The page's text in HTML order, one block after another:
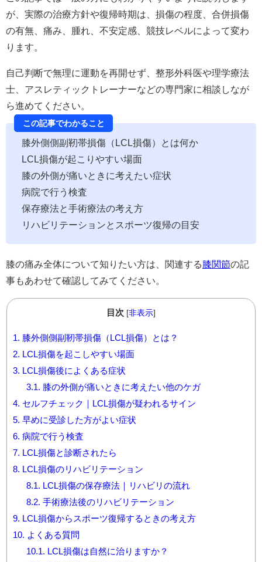
が、実際の治療方針や復帰時期は、損傷の程度、合併損傷
の有無、痛み、腫れ、不安定感、競技レベルによって変わ
ります。
自己判断で無理に運動を再開せず、整形外科医や理学療法
士、アスレティックトレーナーなどの専門家に相談しなが
ら進めてください。
この記事でわかること
膝外側側副靭帯損傷（LCL損傷）とは何か
LCL損傷が起こりやすい場面
膝の外側が痛いときに考えたい症状
病院で行う検査
保存療法と手術療法の考え方
リハビリテーションとスポーツ復帰の目安
膝の痛み全体について知りたい方は、関連する 膝関節の記
事もあわせて確認してみてください。
目次 [非表示]
1.
膝外側側副靭帯損傷（LCL損傷）とは？
2.
LCL損傷を起こしやすい場面
3.
LCL損傷後によくある症状
3.1.
膝の外側が痛いときに考えたい他のケガ
4. セルフチェック｜LCL損傷が疑われるサイン
5. 早めに受診した方がよい症状
6. 病院で行う検査
7.
LCL損傷と診断されたら
8.
LCL損傷のリハビリテーション
8.1.
LCL損傷の保存療法｜リハビリの流れ
8.2. 手術療法後のリハビリテーション
9.
LCL損傷からスポーツ復帰するときの考え方
10.
よくある質問
10.1.
LCL損傷は自然に治りますか？